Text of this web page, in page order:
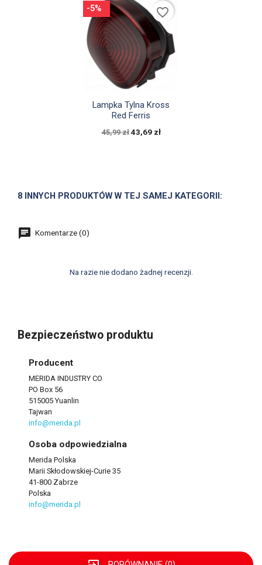
Szybki podgląd
Lampka Tylna Kross
Red Ferris
45,99 zł 43,69 zł
-5% favorite_border
8 INNYCH PRODUKTÓW W TEJ SAMEJ KATEGORII:
Komentarze (0)
Na razie nie dodano żadnej recenzji.
Bezpieczeństwo produktu
Producent
MERIDA INDUSTRY CO
PO Box 56
515005 Yuanlin
Tajwan
info@merida.pl
Osoba odpowiedzialna
Merida Polska
Marii Skłodowskiej-Curie 35
41-800 Zabrze
Polska
info@merida.pl